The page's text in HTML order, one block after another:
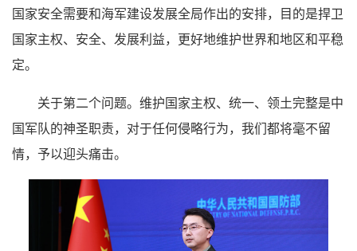
国家安全需要和海军建设发展全局作出的安排，目的是捍卫
国家主权、安全、发展利益，更好地维护世界和地区和平稳
定。
关于第二个问题。维护国家主权、统一、领土完整是中
国军队的神圣职责，对于任何侵略行为，我们都将毫不留
情，予以迎头痛击。